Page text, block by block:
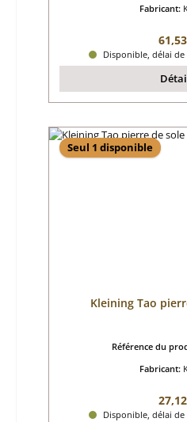
Fabricant:
Prix
Disponible, délai
Seul 1 disponible
Kleining Tao
Référence du
Fabricant:
Prix
Disponible, délai